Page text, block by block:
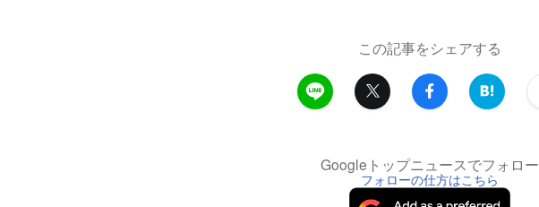
この記事をシェアする
Googleトップニュースでフォロー
フォローの仕方はこちら